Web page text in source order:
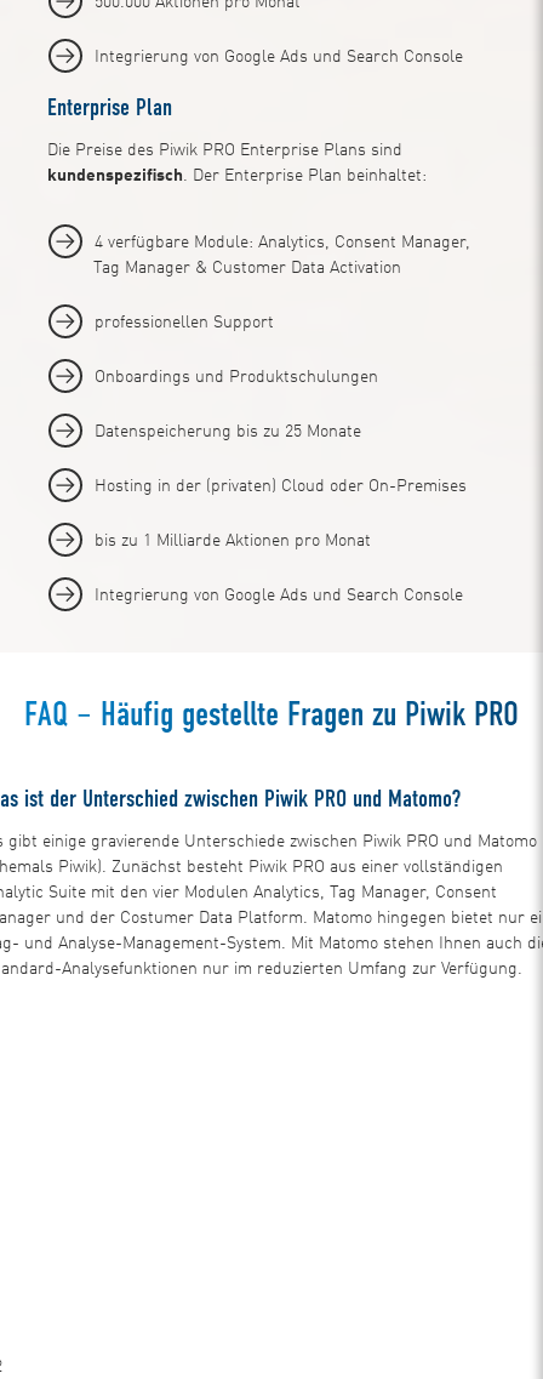
Integrierung von Google Ads und Search Console
Enterprise Plan
Die Preise des Piwik PRO Enterprise Plans sind
kundenspezifisch. Der Enterprise Plan beinhaltet:
4 verfügbare Module: Analytics, Consent Manager,
Tag Manager & Customer Data Activation
professionellen Support
Onboardings und Produktschulungen
Datenspeicherung bis zu 25 Monate
Hosting in der (privaten) Cloud oder On-Premises
bis zu 1 Milliarde Aktionen pro Monat
Integrierung von Google Ads und Search Console
FAQ – Häufig gestellte Fragen zu Piwik PRO
ist der Unterschied zwischen Piwik PRO und Matomo?
gibt einige gravierende Unterschiede zwischen Piwik PRO und Matomo
Piwik). Zunächst besteht Piwik PRO aus einer vollständigen
Suite mit den vier Modulen Analytics, Tag Manager, Consent
und der Costumer Data Platform. Matomo hingegen bietet nur
und Analyse-Management-System. Mit Matomo stehen Ihnen auch
Analysefunktionen nur im reduzierten Umfang zur Verfügung.